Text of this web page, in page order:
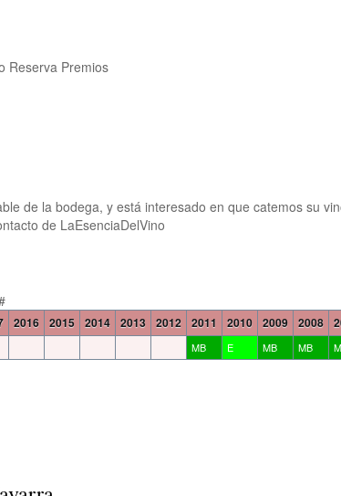
Reserva Premios
de la bodega, y está interesado en que catemos su
de LaEsenciaDelVino
2016 2015 2014 2013 2012 2011 2010 2009 2008
MB E MB MB